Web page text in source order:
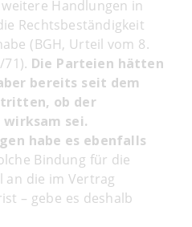
Handlungen in
Rechtsbeständigkeit
(BGH, Urteil vom 8.
71). Die Parteien hätten
bereits seit dem
ob der
wirksam sei.
habe es ebenfalls
Bindung für die
an die im Vertrag
– gebe es deshalb